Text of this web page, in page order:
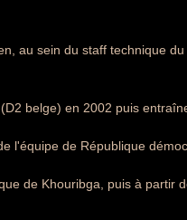
au sein du staff technique
belge) en 2002 puis
l'équipe de République
de Khouribga, puis à partir